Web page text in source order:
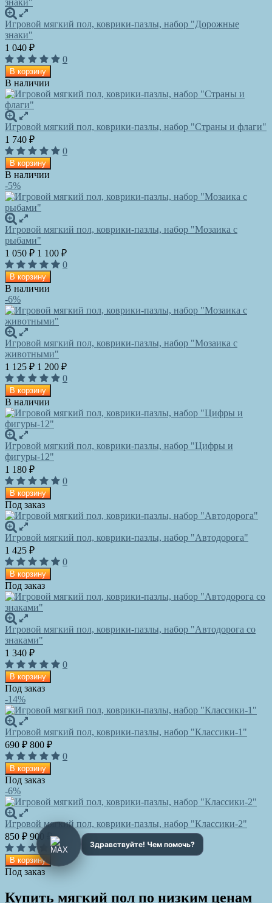
Игровой мягкий пол, коврики-пазлы, набор "Дорожные
знаки"
1 040 ₽
0
В корзину
В наличии
Игровой мягкий пол, коврики-пазлы, набор "Страны и флаги"
1 740 ₽
0
В корзину
В наличии
-5%
Игровой мягкий пол, коврики-пазлы, набор "Мозаика с
рыбами"
1 050 ₽ 1 100 ₽
0
В корзину
В наличии
-6%
Игровой мягкий пол, коврики-пазлы, набор "Мозаика с
животными"
1 125 ₽ 1 200 ₽
0
В корзину
В наличии
Игровой мягкий пол, коврики-пазлы, набор "Цифры и
фигуры-12"
1 180 ₽
0
В корзину
Под заказ
Игровой мягкий пол, коврики-пазлы, набор "Автодорога"
1 425 ₽
0
В корзину
Под заказ
Игровой мягкий пол, коврики-пазлы, набор "Автодорога со
знаками"
1 340 ₽
0
В корзину
Под заказ
-14%
Игровой мягкий пол, коврики-пазлы, набор "Классики-1"
690 ₽ 800 ₽
0
В корзину
Под заказ
-6%
Игровой мягкий пол, коврики-пазлы, набор "Классики-2"
850 ₽ 900 ₽
0
В корзину
Под заказ
Купить мягкий пол по низким ценам